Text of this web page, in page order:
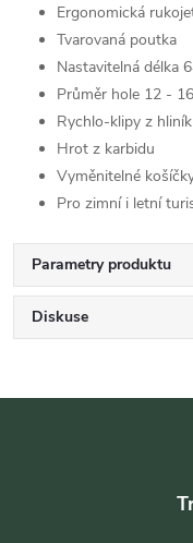
Ergonomická
Tvarovaná poutka
Nastavitelná délka
Průměr hole 12 -
Rychlo-klipy z
Hrot z karbidu
Vyměnitelné
Pro zimní i letní
Parametry produktu
Diskuse